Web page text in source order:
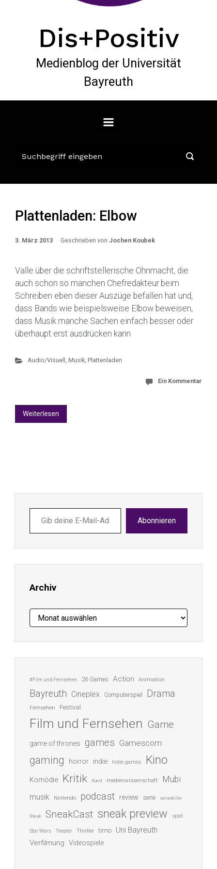
Dis+Positiv
Medienblog der Universität
Bayreuth
Plattenladen: Elbow
3. März 2013 Geschrieben von Jochen Koubek
Valle über die schriftstellerische Ohnmacht, die
auch schon so manchen Chefredakteur beim
Schreiben eben dieser Auszüge befallen hat und,
dass Bands wie beispielsweise Elbow beweisen,
dass Musik manche Sachen einfach besser oder
überhaupt erst ausdrücken kann
Audio/Visuell , Musik, Plattenladen
Ein Kommentar
Weiterlesen
deine
E-
ein ...
Abonnieren
Archiv
Archiv
#Film und Fernsehen 26 Games Action Animation
Bayreuth Cineplex Computerspiel Drama
Fernsehen Festival
Film und Fernsehen Game
game of thrones games Gamescom
gaming horror indie Indie games Kino
Komödie Kritik Kunst medienwissenschaft Mubi
musik Nintendo podcast review serie serienkiller
Sneak SneakCast sneak preview spiel
Star Wars Theater Thriller timo Uni Bayreuth
Verfilmung Videospiele